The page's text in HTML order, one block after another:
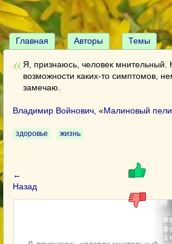
Главная Авторы Темы
Я, признаюсь, человек мнительный.
возможности каких-то симптомов,
замечаю.
Владимир Войнович , «Малиновый
здоровье жизнь
←
Назад